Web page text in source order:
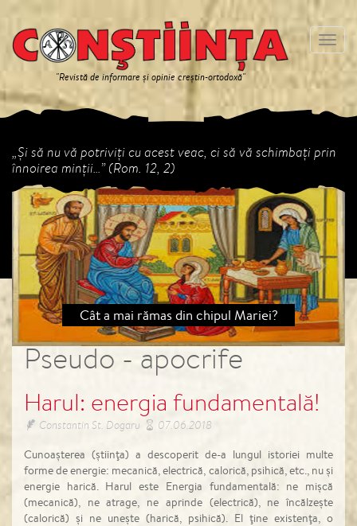
"Revistă de informare și opinie creștin-ortodoxă"
Meniu
„Și să nu vă potriviți cu acest veac, ci să vă schimbați prin
înnoirea minții…” (Rom. 12, 2)
Cât a mai rămas din chipul Mariei?
Previous Next
Pseudo - apocrife
Harul: energia fundamentală!
Constantin St. Dogaru 07.06.2018
Cunoaşterea (ştiinţa) a descoperit de-a lungul istoriei multe
forme de energie: mecanică, electrică, calorică, psihică, etc., nu şi
energie harică. Harul este Energia fundamentală: ne mişcă
(mecanică), ne atrage, ne aprinde (electrică), ne încălzeşte
(calorică) şi ne uneşte (harică, psihică). El ţine existenţa, o